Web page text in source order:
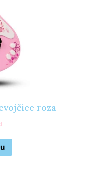
roza